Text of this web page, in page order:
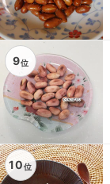
9位
10位